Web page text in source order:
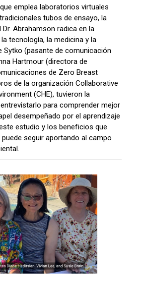
emplea laboratorios virtuales
tubos de ensayo, la
Dr. Abrahamson radica en la
tecnología, la medicina y la
Sytko (pasante de comunicación
Hartmour (directora de
de Zero Breast
de la organización Collaborative
(CHE), tuvieron la
para comprender mejor
desempeñado por el aprendizaje
estudio y los beneficios que
seguir aportando al campo